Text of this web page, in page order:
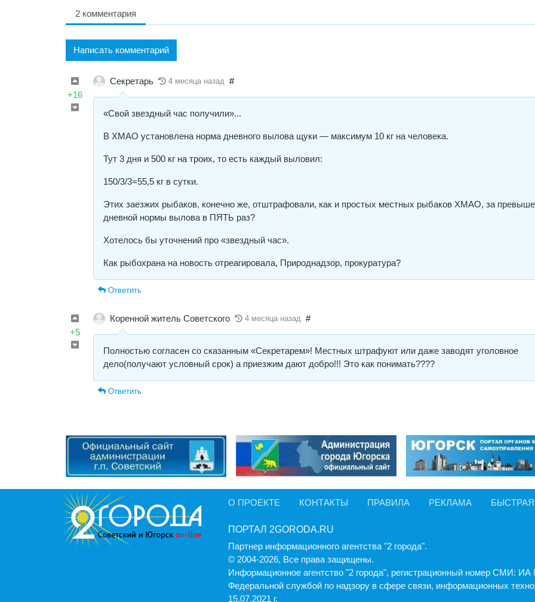
2 комментария
Написать комментарий
+16
Секретарь 4 месяца назад #
«Свой звездный час получили»...
В ХМАО установлена норма дневного вылова щуки — максимум 10 кг на человека.
Тут 3 дня и 500 кг на троих, то есть каждый выловил:
150/3/3=55,5 кг в сутки.
Этих заезжих рыбаков, конечно же, отштрафовали, как и простых местных рыбаков ХМАО, за
дневной нормы вылова в ПЯТЬ раз?
Хотелось бы уточнений про «звездный час».
Как рыбохрана на новость отреагировала, Природнадзор, прокуратура?
Ответить
+5
Коренной житель Советского 4 месяца назад #
Полностью согласен со сказанным «Секретарем»! Местных штрафуют или даже заводят уголовное
дело(получают условный срок) а приезжим дают добро!!! Это как понимать????
Ответить
О ПРОЕКТЕ КОНТАКТЫ ПРАВИЛА РЕКЛАМА
ПОРТАЛ 2GORODA.RU
Партнер информационного агентства "2 города".
© 2004-2026, Все права защищены.
Информационное агентство "2 города", регистрационный номер СМИ:
Федеральной службой по надзору в сфере связи, информационных
15.07.2021 г.